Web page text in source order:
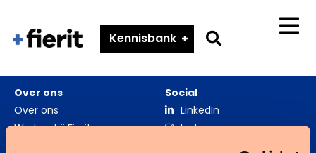
Méér
een
Kennisbank
Go
search
page
Over ons
Over ons
Werken bij Fierit
Social
LinkedIn
Instagram